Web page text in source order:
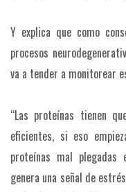
Y explica que como
procesos
va a tender a monitorear
“Las proteínas tienen
eficientes, si eso
proteínas mal
genera una señal de